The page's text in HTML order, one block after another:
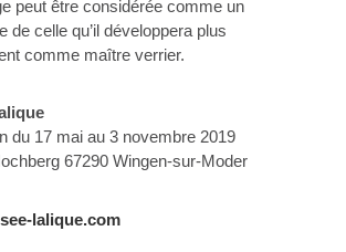
peut être considérée comme un
de celle qu’il développera plus
comme maître verrier.
du 17 mai au 3 novembre 2019
67290 Wingen-sur-Moder
lalique.com